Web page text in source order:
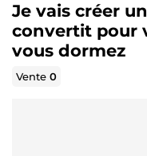
Je vais créer
convertit pour
vous dormez
Vente0